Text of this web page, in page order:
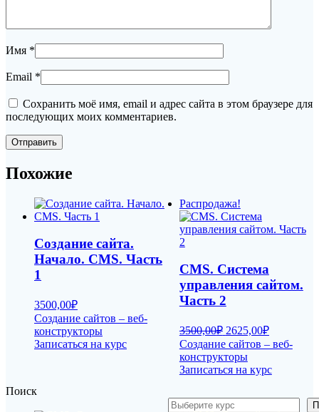
Имя *
Email *
Сохранить моё имя, email и адрес сайта в этом браузере для
последующих моих комментариев.
Похожие
Создание сайта.
Начало. CMS. Часть
1
3500,00₽
Создание сайтов – веб-
конструкторы
Записаться на курс
Распродажа!
CMS. Система
управления сайтом.
Часть 2
3500,00₽ Первоначальная
цена
составляла
3500,00₽.
2625,00₽Текущая
цена:
Создание сайтов – веб-
конструкторы
Записаться на курс
Поиск